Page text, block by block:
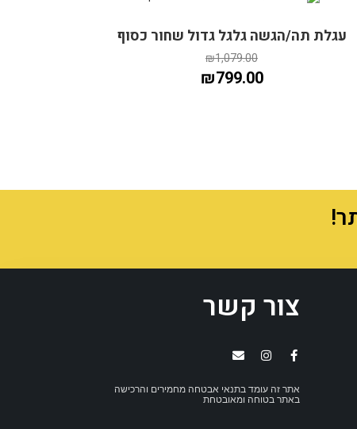
מבצע!
עגלת תה/הגשה גלגל גדול שחור כסוף
₪1,079.00
₪799.00
צור קשר
אתר זה עומד בתנאי אבטחה מחמירים והרכישה
באתר בטוחה ומאובטחת